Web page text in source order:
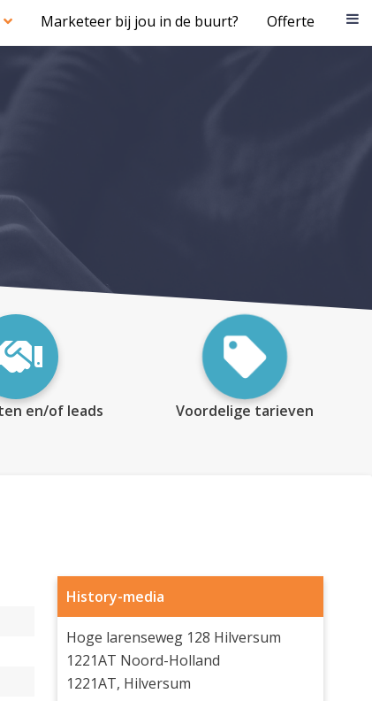
Marketeer bij jou in de buurt? Offerte
en/of leads Voordelige tarieven
History-media
Hoge larenseweg 128 Hilversum
1221AT Noord-Holland
1221AT, Hilversum